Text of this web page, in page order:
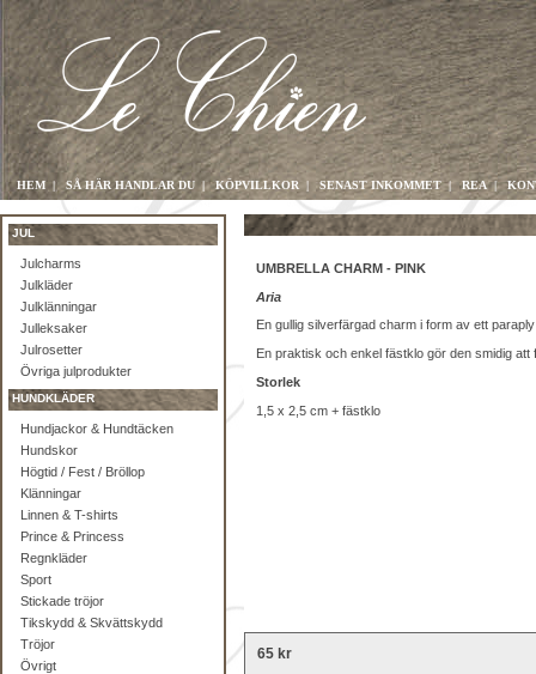
HEM | SÅ HÄR HANDLAR DU |KÖPVILLKOR | SENAST INKOMMET|REA|
JUL
Julcharms
Julkläder
Julklänningar
Julleksaker
Julrosetter
Övriga julprodukter
HUNDKLÄDER
Hundjackor & Hundtäcken
Hundskor
Högtid / Fest / Bröllop
Klänningar
Linnen & T-shirts
Prince & Princess
Regnkläder
Sport
Stickade tröjor
Tikskydd & Skvättskydd
Tröjor
Övrigt
UMBRELLA CHARM - PINK
Aria
En gullig silverfärgad charm i form av ett
En praktisk och enkel fästklo gör den smidig
Storlek
1,5 x 2,5 cm + fästklo
65 kr